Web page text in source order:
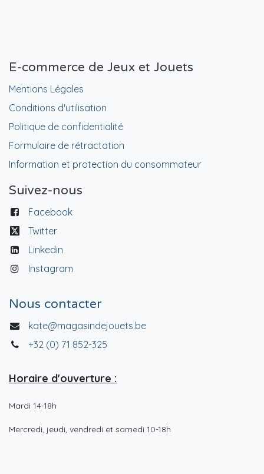
E-commerce de Jeux et Jouets
Mentions Légales
Conditions d'utilisation
Politique de confidentialité
Formulaire de rétractation
Information et protection du consommateur
Suivez-nous
Facebook
Twitter
Linkedin
Instagram
Nous contacter
kate@magasindejouets.be
+32 (0) 71 852-325
Horaire d'ouverture :
Mardi 14-18h
Mercredi, jeudi, vendredi et samedi 10-18h